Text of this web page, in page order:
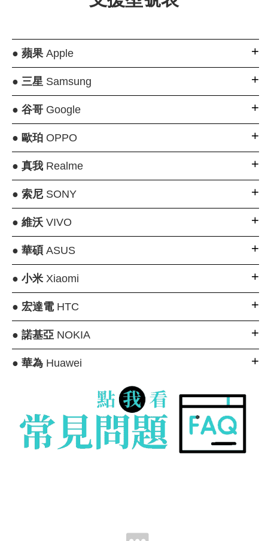
● 蘋果Apple
● 三星Samsung
● 谷哥Google
● 歐珀OPPO
● 真我Realme
● 索尼SONY
● 維沃VIVO
● 華碩 ASUS
● 小米Xiaomi
● 宏達電HTC
● 諾基亞NOKIA
● 華為Huawei